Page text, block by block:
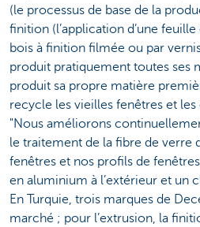
(le processus de base de la
finition (l’application d’une
bois à finition filmée ou par
produit pratiquement toutes ses
produit sa propre matière
recycle les vieilles fenêtres et
"Nous améliorons
le traitement de la fibre de verre
fenêtres et nos profils de
en aluminium à l’extérieur et un
En Turquie, trois marques de
marché ; pour l’extrusion, la